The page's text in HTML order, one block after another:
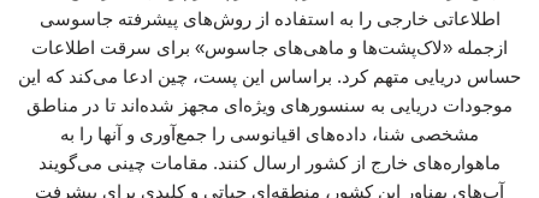
اطلاعاتی خارجی را به استفاده از روش‌های پیشرفته جاسوسی
ازجمله «لاک‌پشت‌ها و ماهی‌های جاسوس» برای سرقت اطلاعات
حساس دریایی متهم کرد. براساس این پست، چین ادعا می‌کند که این
موجودات دریایی به سنسورهای ویژه‌ای مجهز شده‌اند تا در مناطق
مشخصی شنا، داده‌های اقیانوسی را جمع‌آوری و آنها را به
ماهواره‌های خارج از کشور ارسال کنند. مقامات چینی می‌گویند
آب‌های پهناور این کشور، منطقه‌ای حیاتی و کلیدی برای پیشرفت